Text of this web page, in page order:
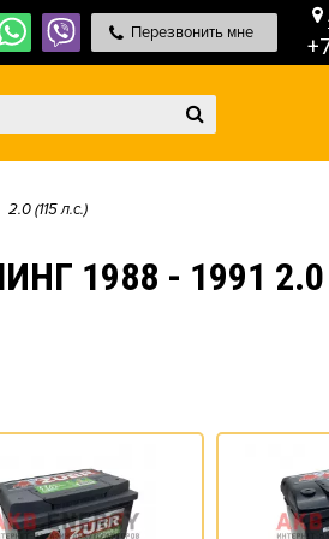
Перезвонить мне
2.0 (115 л.с.)
1988 - 1991 2.0